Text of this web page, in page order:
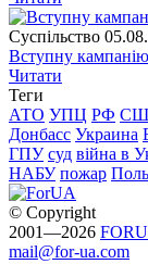
Суспiльство
Вступну
Читати
Теги
АТО УПЦ РФ
Донбасс Украина
ГПУ суд війна в
НАБУ пожар
© Copyright
2001—2026
mail@for-ua.com